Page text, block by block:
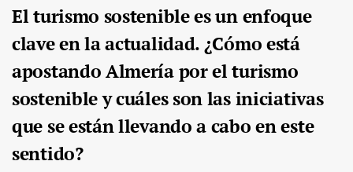
El turismo sostenible es un enfoque
clave en la actualidad. ¿Cómo está
apostando Almería por el turismo
sostenible y cuáles son las iniciativas
que se están llevando a cabo en este
sentido?